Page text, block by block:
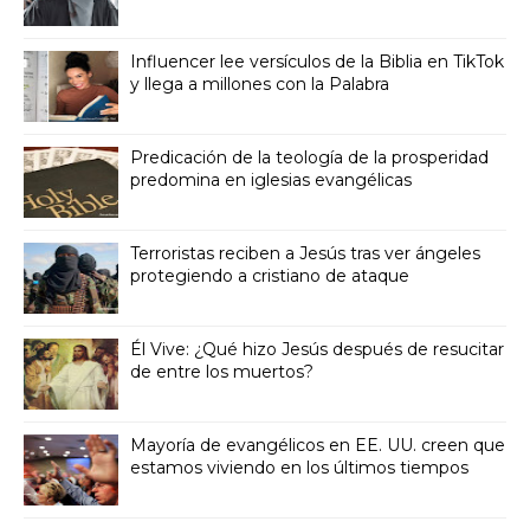
Influencer lee versículos de la Biblia en TikTok
y llega a millones con la Palabra
Predicación de la teología de la prosperidad
predomina en iglesias evangélicas
Terroristas reciben a Jesús tras ver ángeles
protegiendo a cristiano de ataque
Él Vive: ¿Qué hizo Jesús después de resucitar
de entre los muertos?
Mayoría de evangélicos en EE. UU. creen que
estamos viviendo en los últimos tiempos